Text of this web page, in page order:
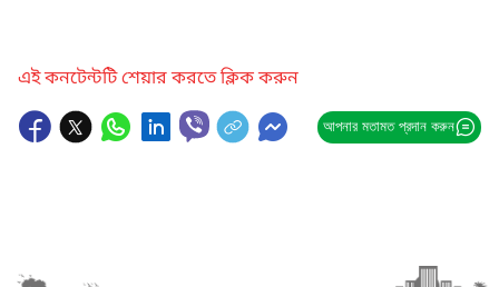
এই কনটেন্টটি শেয়ার করতে ক্লিক করুন
আপনার মতামত প্রদান করুন